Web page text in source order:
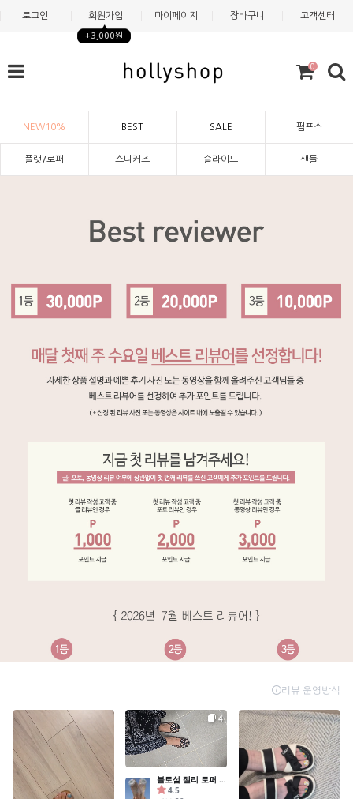
로그인 회원가입
+3,000원
마이페이지 장바구니 고객센터
0
NEW10% BEST SALE 펌프스
플랫/로퍼 스니커즈 슬라이드 샌들